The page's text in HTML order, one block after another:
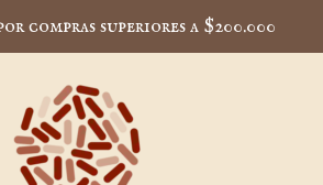
compras superiores a $200.000